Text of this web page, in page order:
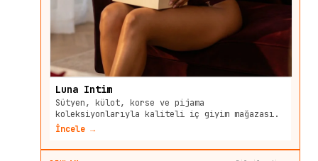
Luna Intim
Sütyen, külot, korse ve pijama
koleksiyonlarıyla kaliteli iç giyim mağazası.
İncele →